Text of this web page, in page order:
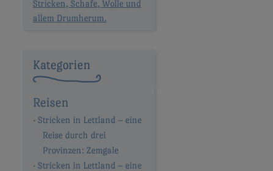
Stricken, Schafe, Wolle und
allem Drumherum.
Kategorien
Reisen
Stricken in Lettland – eine
Reise durch drei
Provinzen: Zemgale
Stricken in Lettland – eine